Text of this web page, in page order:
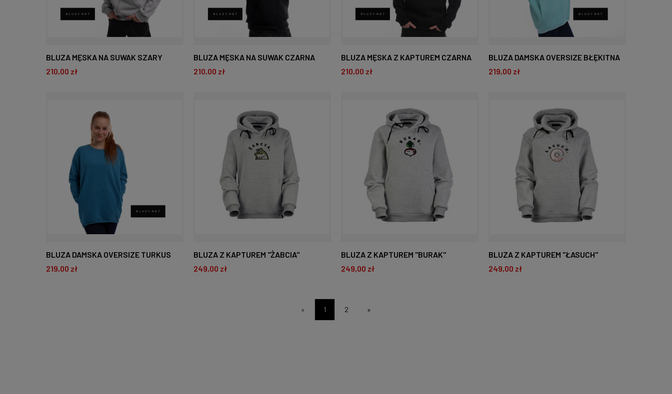
BLUZA MĘSKA NA SUWAK SZARY
MELANŻ
210,00 zł
BLUZA MĘSKA NA SUWAK CZARNA
210,00 zł
BLUZA MĘSKA Z KAPTUREM CZARNA
210,00 zł
BLUZA DAMSKA OVERSIZE BŁĘKITNA
219,00 zł
BLUZA DAMSKA OVERSIZE TURKUS
219,00 zł
BLUZA Z KAPTUREM "ŻABCIA"
249,00 zł
BLUZA Z KAPTUREM "BURAK"
249,00 zł
BLUZA Z KAPTUREM "ŁASUCH"
249,00 zł
« 1 2 »